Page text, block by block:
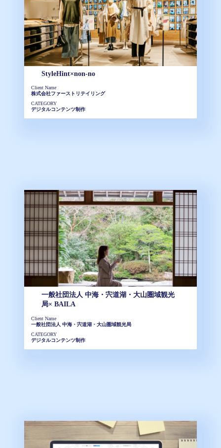
StyleHint×non-no
Client Name
株式会社ファーストリテイリング
CATEGORY
デジタルコンテンツ制作
一般社団法人 中海・宍道湖・大山圏域観光
局× BAILA
Client Name
一般社団法人 中海・宍道湖・大山圏域観光局
CATEGORY
デジタルコンテンツ制作